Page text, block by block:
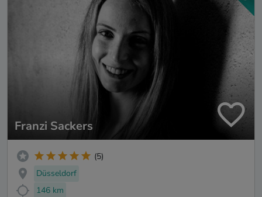
Franzi Sackers
(5)
Düsseldorf
146 km